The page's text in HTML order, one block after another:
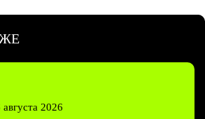
2026